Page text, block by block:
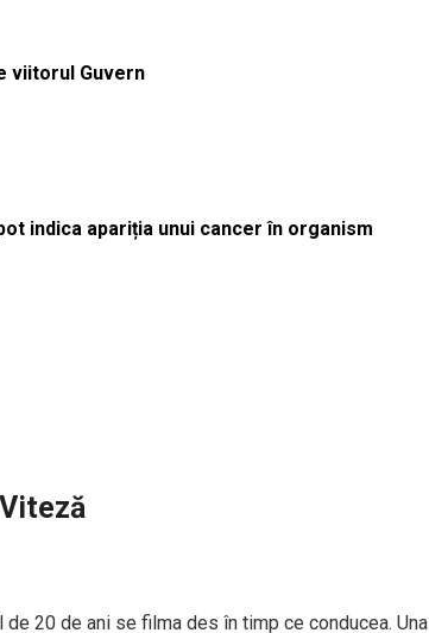
viitorul Guvern
indica apariția unui cancer în organism
20 de ani se filma des în timp ce conducea. Una